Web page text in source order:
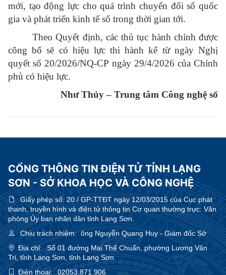
mới, tạo động lực cho quá trình chuyển đổi số quốc
gia và phát triển kinh tế số trong thời gian tới.
Theo Quyết định, các thủ tục hành chính được
công bố sẽ có hiệu lực thi hành kể từ ngày Nghị
quyết số 20/2026/NQ-CP ngày 29/4/2026 của Chính
phủ có hiệu lực.
Như Thủy – Trung tâm Công nghệ số
CỔNG THÔNG TIN ĐIỆN TỬ TỈNH LẠNG
SƠN - SỞ KHOA HỌC VÀ CÔNG NGHỆ
Giấy phép số:20 / GP-TTĐT ngày 12/03/2015 của Cục phát
thanh, truyền hình và điện tử thông tin Cơ quan thường trực: Văn
phòng Ủy ban nhân dân tỉnh Lạng Sơn.
Chịu trách nhiệm:ông Nguyễn Quang Huy - Giám đốc Sở
Địa chỉ:
Số 01 đường Mai Thế Chuẩn, phường Lương Văn
Tri, tỉnh Lạng Sơn, tỉnh Lạng Sơn
Điện thoại:
02053.871.906